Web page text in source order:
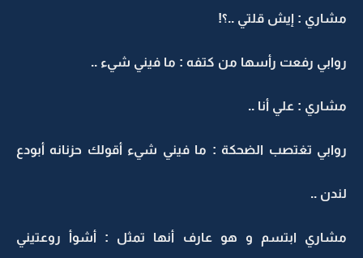
مشاري : إيش قلتي ..؟!
روابي رفعت رأسها من كتفه : ما فيني شيء ..
مشاري : علي أنا ..
روابي تغتصب الضحكة : ما فيني شيء أقولك حزنانه أبودع
لندن ..
مشاري ابتسم و هو عارف أنها تمثل : أشوأ روعتيني